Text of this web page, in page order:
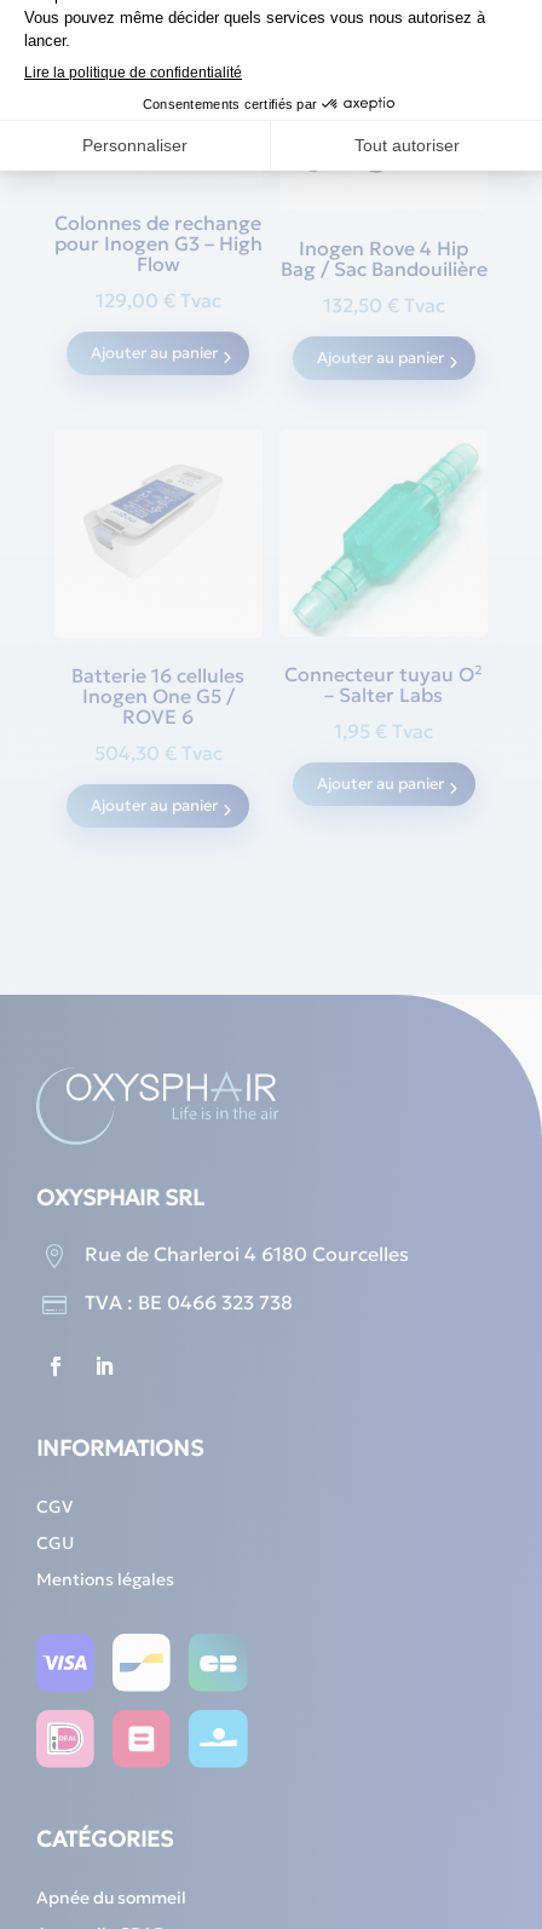
Colonnes de rechange
pour Inogen G3 – High
Flow
129,00 € Tvac
Ajouter au panier
Inogen Rove 4 Hip
Bag / Sac Bandouilière
132,50 € Tvac
Ajouter au panier
Batterie 16 cellules
Inogen One G5 /
ROVE 6
504,30 € Tvac
Ajouter au panier
Connecteur tuyau O²
– Salter Labs
1,95€ Tvac
Ajouter au panier
OXYSPHAIR SRL
 Rue de Charleroi 4 6180 Courcelles
 TVA : BE 0466 323 738
INFORMATIONS
CGV
CGU
Mentions légales
CATÉGORIES
Apnée du sommeil